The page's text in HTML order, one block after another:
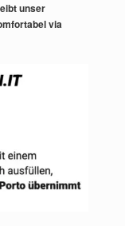
unser
via